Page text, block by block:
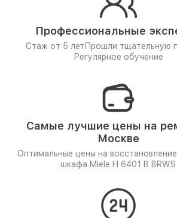
Профессиональные
Стаж от 5 лет Прошли тщательную
Регулярное обучение
Самые лучшие цены на
Москве
Оптимальные цены на
шкафа Miele H 6401 B BRWS